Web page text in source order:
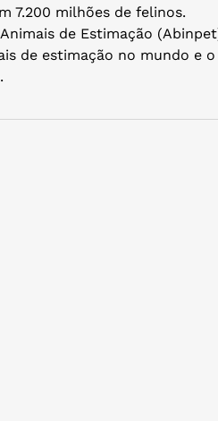
7.200 milhões de felinos.
de Estimação
de estimação no mundo e o